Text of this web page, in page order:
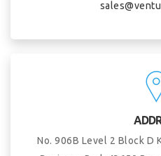
No. 906B Level 2 Block D